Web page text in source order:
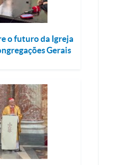
o futuro da Igreja
Gerais